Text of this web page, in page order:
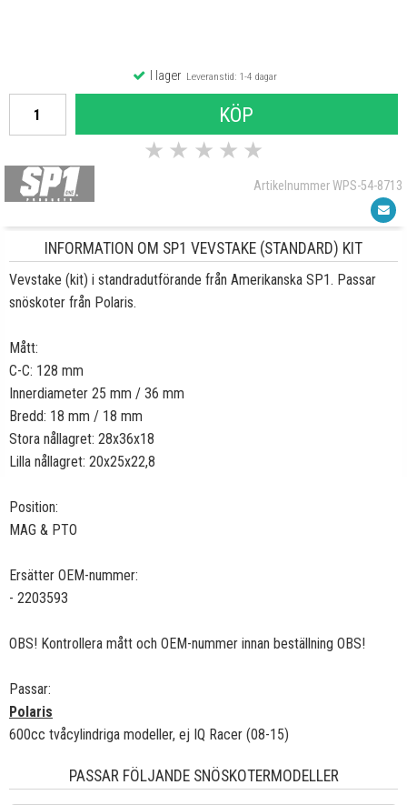
I lagerLeveranstid: 1-4 dagar
KÖP
★ ★ ★ ★ ★
Artikelnummer WPS-54-8713
INFORMATION OM SP1 VEVSTAKE (STANDARD) KIT
Vevstake (kit) i standradutförande från Amerikanska SP1. Passar
snöskoter från Polaris.
Mått:
C-C: 128 mm
Innerdiameter 25 mm / 36 mm
Bredd: 18 mm / 18 mm
Stora nållagret: 28x36x18
Lilla nållagret: 20x25x22,8
Position:
MAG & PTO
Ersätter OEM-nummer:
- 2203593
OBS! Kontrollera mått och OEM-nummer innan beställning OBS!
Passar:
Polaris
600cc tvåcylindriga modeller, ej IQ Racer (08-15)
PASSAR FÖLJANDE SNÖSKOTERMODELLER